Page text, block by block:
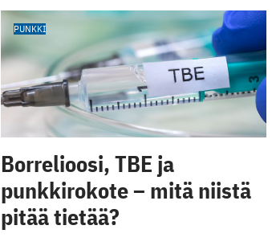
PUNKKI
Borrelioosi, TBE ja
punkkirokote – mitä niistä
pitää tietää?